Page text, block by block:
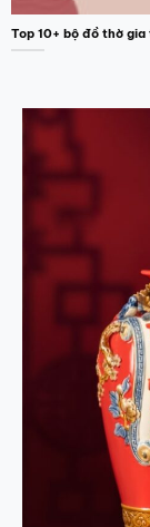
Top 10+ bộ đồ thờ